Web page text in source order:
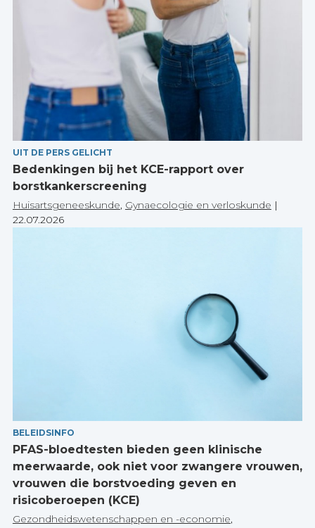
UIT DE PERS GELICHT
Bedenkingen bij het KCE-rapport over
borstkankerscreening
Huisartsgeneeskunde, Gynaecologie en verloskunde |
22.07.2026
BELEIDSINFO
PFAS-bloedtesten bieden geen klinische
meerwaarde, ook niet voor zwangere vrouwen,
vrouwen die borstvoeding geven en
risicoberoepen (KCE)
Gezondheidswetenschappen en -economie,